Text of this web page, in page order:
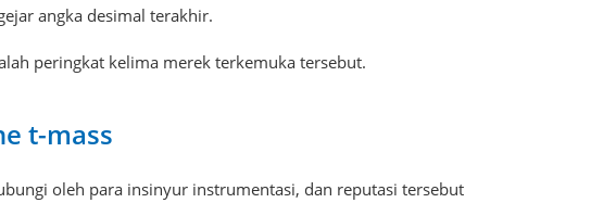
angka desimal terakhir.
peringkat kelima merek terkemuka tersebut.
t-mass
oleh para insinyur instrumentasi, dan reputasi tersebut